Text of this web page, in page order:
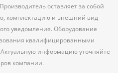
оставляет за собой
комплектацию и внешний вид
уведомления. Оборудование
квалифицированными
информацию уточняйте
компании.